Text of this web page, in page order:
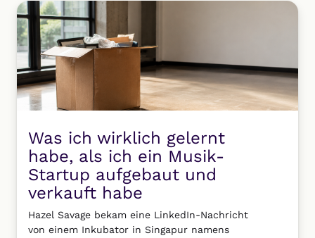
Was ich wirklich gelernt
habe, als ich ein Musik-
Startup aufgebaut und
verkauft habe
Hazel Savage bekam eine LinkedIn-Nachricht
von einem Inkubator in Singapur namens